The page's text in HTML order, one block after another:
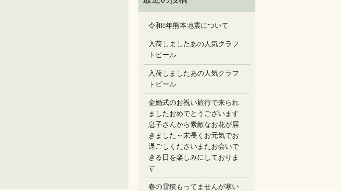
令和8年熊本地震について
入荷しましたあの人気クラフ
トビール
入荷しましたあの人気クラフ
トビール
金婚式のお祝い旅行で来られ
ましたおめでとうございます
息子さんから素敵なお花が届
きました～末長くお元気でお
過ごしください️またお会いで
きる日を楽しみにしておりま
す
春の雪積もってませんが寒い